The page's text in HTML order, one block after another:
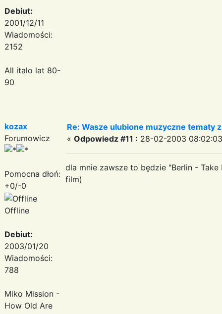
Debiut:
2001/12/11
Wiadomości:
2152
All italo lat 80-
90
kozax
Forumowicz
Pomocna dłoń:
+0/-0
Offline
Debiut:
2003/01/20
Wiadomości:
788
Miko Mission -
How Old Are
Re: Wasze ulubione muzyczne tematy
« Odpowiedz #11 : 28-02-2003
dla mnie zawsze to będzie "Berlin -
film)